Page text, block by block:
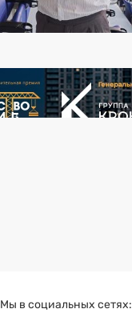
Мы в социальных сетях: